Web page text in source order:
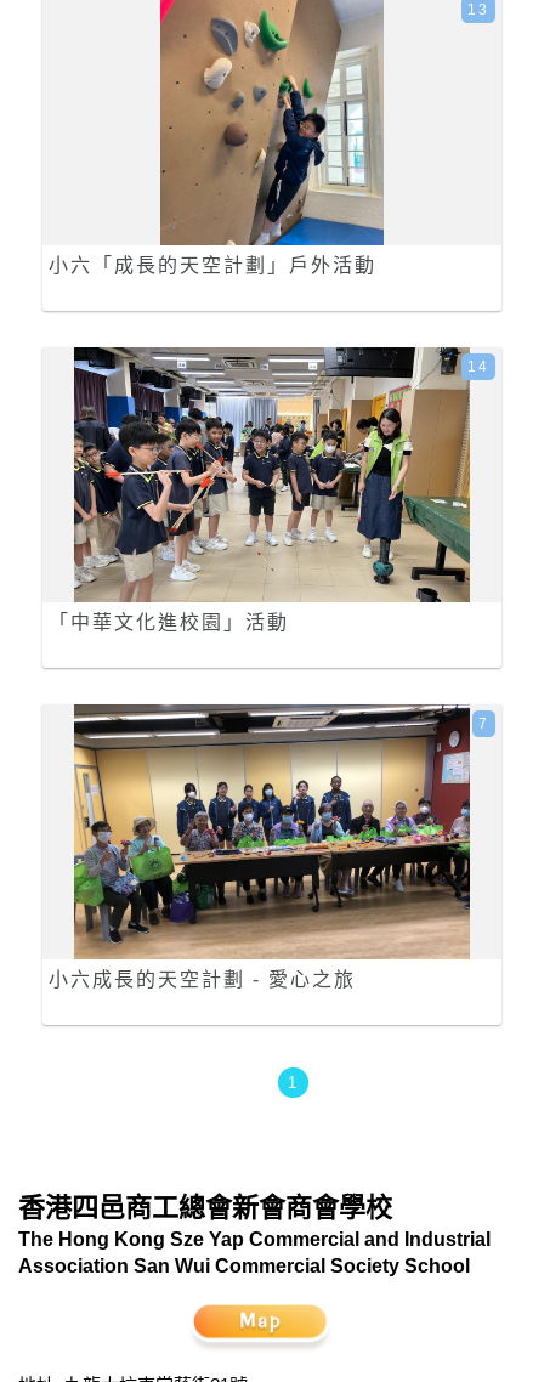
小六「成長的天空計劃」戶外活動
13
「中華文化進校園」活動
14
小六成長的天空計劃 - 愛心之旅
7
1
香港四邑商工總會新會商會學校
The Hong Kong Sze Yap Commercial and Industrial
Association San Wui Commercial Society School